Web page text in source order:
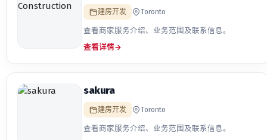
建房开发 Toronto
查看商家服务介绍、业务范围及联系信息。
查看详情→
sakura
建房开发 Toronto
查看商家服务介绍、业务范围及联系信息。